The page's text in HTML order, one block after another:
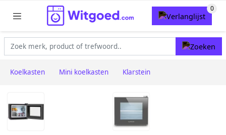
Koelkasten Mini koelkasten Klarstein